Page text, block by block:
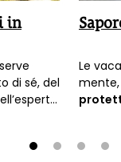
in
di sé, del
Le